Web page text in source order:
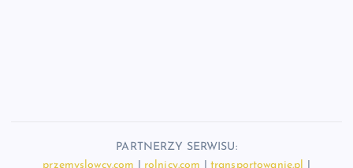
PARTNERZY SERWISU:
przemyslowcy.com
rolnicy.com transportowanie.pl